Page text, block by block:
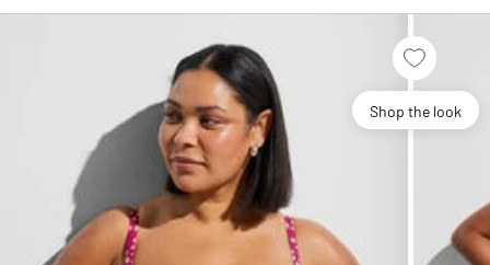
Shop the look